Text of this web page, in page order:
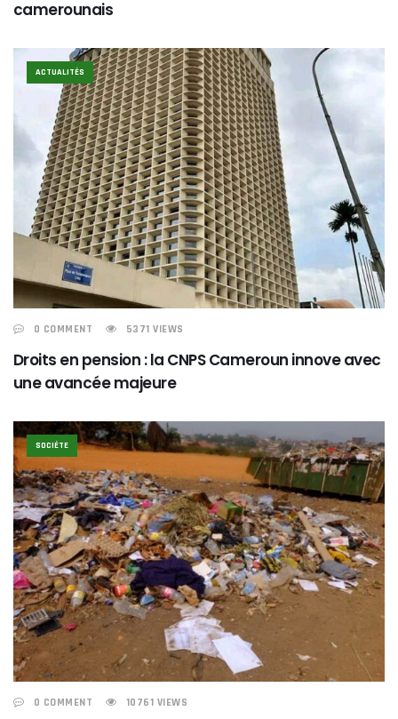
camerounais
ACTUALITÉS
0 COMMENT 5371 VIEWS
Droits en pension : la CNPS Cameroun innove avec
une avancée majeure
SOCIÉTE
0 COMMENT 10761 VIEWS